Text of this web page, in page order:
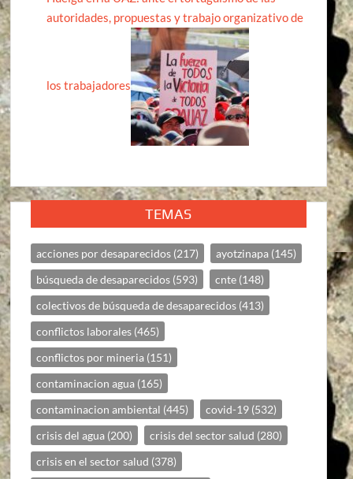
autoridades, propuestas y trabajo organizativo de
los trabajadores
TEMAS
acciones por desaparecidos (217) ayotzinapa (145)
búsqueda de desaparecidos (593) cnte (148)
colectivos de búsqueda de desaparecidos (413)
conflictos laborales (465)
conflictos por mineria (151)
contaminacion agua (165)
contaminacion ambiental (445) covid-19 (532)
crisis del agua (200) crisis del sector salud (280)
crisis en el sector salud (378)